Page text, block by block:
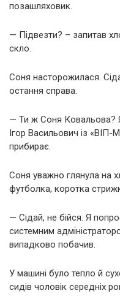
позашляховик.
— Підвезти? – запитав
скло.
Соня насторожилася.
остання справа.
— Ти ж Соня Ковальова?
Ігор Васильович із
прибирає.
Соня уважно глянула на
футболка, коротка
— Сідай, не бійся. Я
системним
випадково побачив.
У машині було тепло й
сидів чоловік середніх